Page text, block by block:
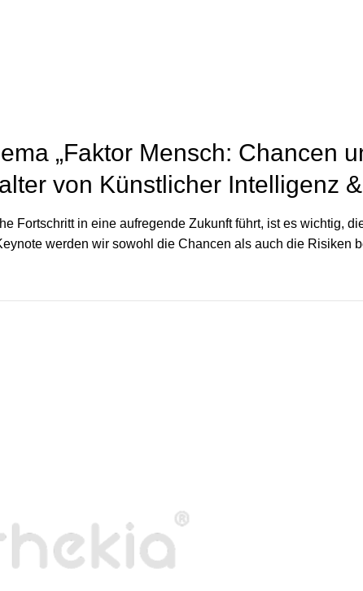
„Faktor Mensch: Chancen
von Künstlicher Intelligenz
Fortschritt in eine aufregende Zukunft führt, ist es wichtig,
werden wir sowohl die Chancen als auch die Risiken